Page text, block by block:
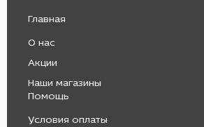
Главная
О нас
Акции
Наши магазины
Помощь
Условия оплаты